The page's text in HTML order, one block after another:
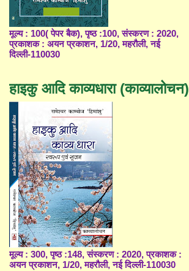
मूल्य : 100( पेपर बैक), पृष्ठ :100, संस्करण : 2020,
प्रकाशक : अयन प्रकाशन, 1/20, महरौली, नई
दिल्ली-110030
हाइकु आदि काव्यधारा (काव्यालोचन)
मूल्य : 300, पृष्ठ :148, संस्करण : 2020, प्रकाशक :
अयन प्रकाशन, 1/20, महरौली, नई दिल्ली-110030